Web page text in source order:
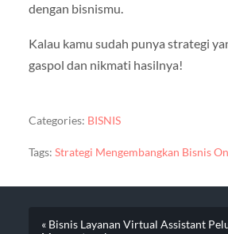
dengan bisnismu.
Kalau kamu sudah punya strategi
gaspol dan nikmati hasilnya!
Categories: BISNIS
Tags: Strategi Mengembangkan Bisnis
« Bisnis Layanan Virtual Assistant